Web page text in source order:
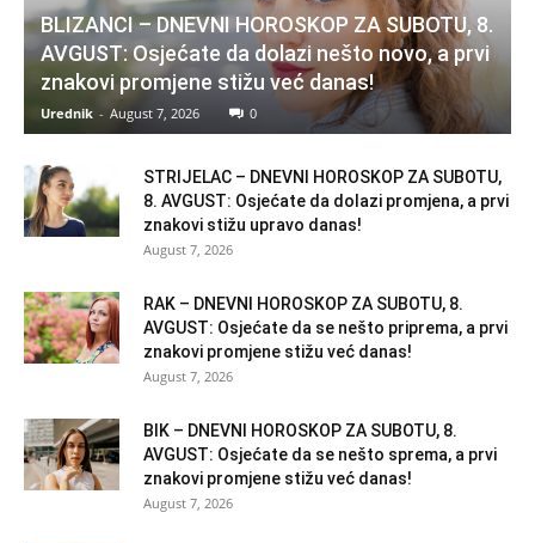
BLIZANCI – DNEVNI HOROSKOP ZA SUBOTU, 8.
AVGUST: Osjećate da dolazi nešto novo, a prvi
znakovi promjene stižu već danas!
Urednik - August 7, 2026 0
STRIJELAC – DNEVNI HOROSKOP ZA SUBOTU,
8. AVGUST: Osjećate da dolazi promjena, a prvi
znakovi stižu upravo danas!
August 7, 2026
RAK – DNEVNI HOROSKOP ZA SUBOTU, 8.
AVGUST: Osjećate da se nešto priprema, a prvi
znakovi promjene stižu već danas!
August 7, 2026
BIK – DNEVNI HOROSKOP ZA SUBOTU, 8.
AVGUST: Osjećate da se nešto sprema, a prvi
znakovi promjene stižu već danas!
August 7, 2026